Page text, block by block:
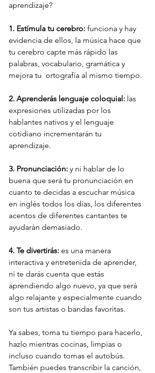
aprendizaje?
1. Estímula tu cerebro: funciona y hay
evidencia de ellos, la música hace que
tu cerebro capte más rápido las
palabras, vocabulario, gramática y
mejora tu  ortografía al mismo tiempo.
2. Aprenderás lenguaje coloquial: las
expresiones utilizadas por los
hablantes nativos y el lenguaje
cotidiano incrementarán tu
aprendizaje.
3. Pronunciación: y ni hablar de lo
buena que será tu pronunciación en
cuanto te decidas a escuchar música
en inglés todos los días, los diferentes
acentos de diferentes cantantes te
ayudarán demasiado.
4. Te divertirás: es una manera
interactiva y entretenida de aprender,
ni te darás cuenta que estás
aprendiendo algo nuevo, ya que será
algo relajante y especialmente cuando
son tus artistas o bandas favoritas.
Ya sabes, toma tu tiempo para hacerlo,
hazlo mientras cocinas, limpias o
incluso cuando tomas el autobús.
También puedes transcribir la canción,